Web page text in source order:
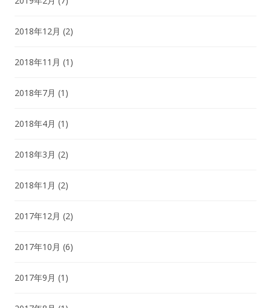
2018年12月 (2)
2018年11月 (1)
2018年7月 (1)
2018年4月 (1)
2018年3月 (2)
2018年1月 (2)
2017年12月 (2)
2017年10月 (6)
2017年9月 (1)